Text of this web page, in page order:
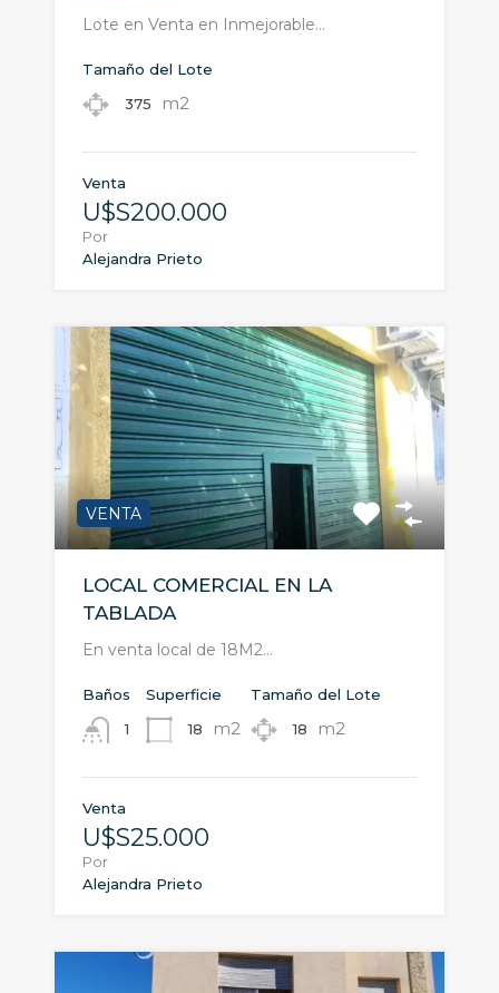
Lote en Venta en Inmejorable…
Tamaño del Lote
375
m2
Venta
U$S200.000
Por
Alejandra Prieto
VENTA
LOCAL COMERCIAL EN LA
TABLADA
En venta local de 18M2…
Baños
1
Superficie
18
m2
Tamaño del Lote
18
m2
Venta
U$S25.000
Por
Alejandra Prieto